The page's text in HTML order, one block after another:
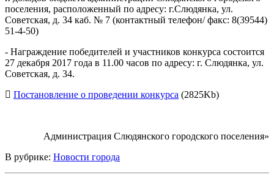
поселения, расположенный по адресу: г.Слюдянка, ул.
Советская, д. 34 каб. № 7 (контактный телефон/ факс: 8(39544)
51-4-50)
- Награждение победителей и участников конкурса состоится
27 декабря 2017 года в 11.00 часов по адресу: г. Слюдянка, ул.
Советская, д. 34.
Постановление о проведении конкурса (2825Kb)
Администрация Слюдянского городского поселения»
В рубрике: Новости города